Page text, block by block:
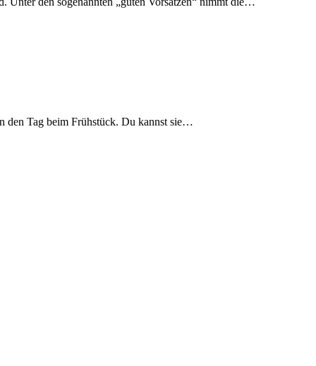
den Tag beim Frühstück. Du kannst sie…